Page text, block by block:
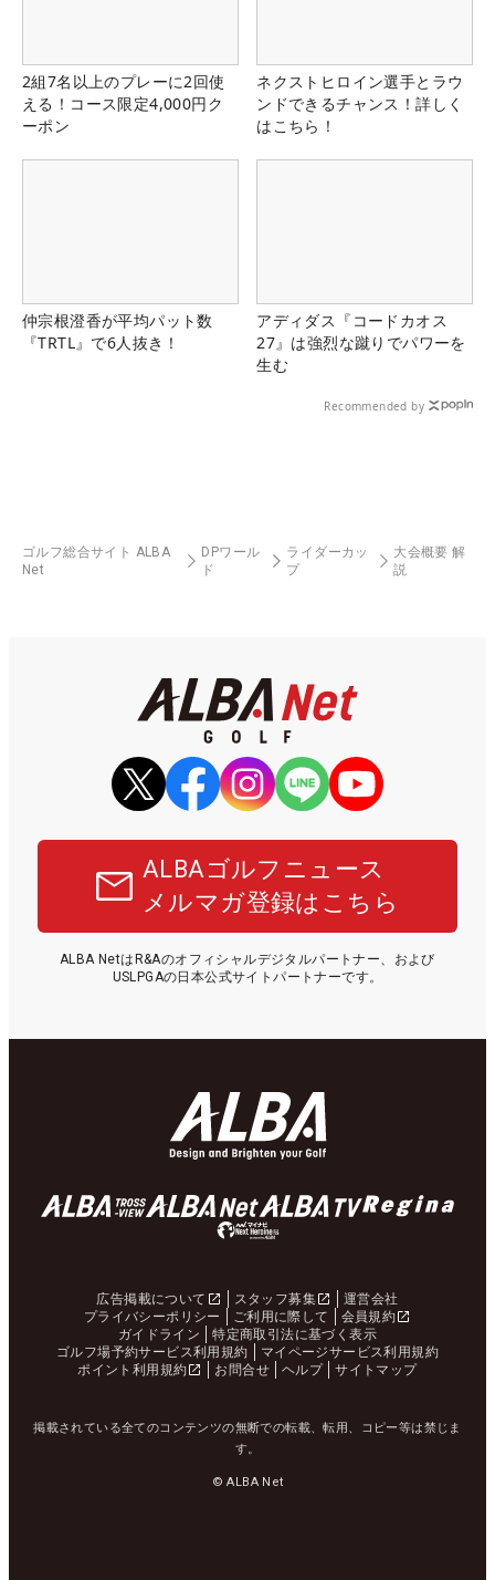
2組7名以上のプレーに2回使
える！コース限定4,000円ク
ーポン
ネクストヒロイン選手とラウ
ンドできるチャンス！詳しく
はこちら！
仲宗根澄香が平均パット数
『TRTL』で6人抜き！
アディダス『コードカオス
27』は強烈な蹴りでパワーを
生む
Recommended by
ゴルフ総合サイト ALBA
Net
DPワール
ド
ライダーカッ
プ
大会概要 解
説
ALBAゴルフニュース
メルマガ登録はこちら
ALBA NetはR&Aのオフィシャルデジタルパートナー、および
USLPGAの日本公式サイトパートナーです。
広告掲載について スタッフ募集
運営会社
プライバシーポリシー
ご利用に際して
会員規約
ガイドライン
特定商取引法に基づく表示
ゴルフ場予約サービス利用規約
マイページサービス利用規約
ポイント利用規約
お問合せ ヘルプ サイトマップ
掲載されている全てのコンテンツの無断での転載、転用、コピー等は禁じま
す。
© ALBA Net